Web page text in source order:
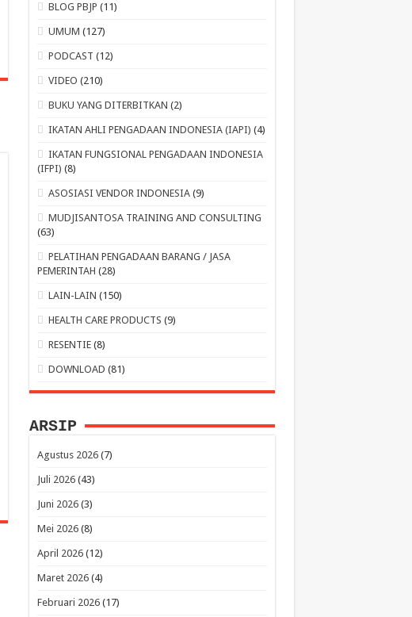
BLOG PBJP (11)
UMUM (127)
PODCAST (12)
VIDEO (210)
BUKU YANG DITERBITKAN (2)
IKATAN AHLI PENGADAAN INDONESIA (IAPI) (4)
IKATAN FUNGSIONAL PENGADAAN INDONESIA
(IFPI) (8)
ASOSIASI VENDOR INDONESIA (9)
MUDJISANTOSA TRAINING AND CONSULTING
(63)
PELATIHAN PENGADAAN BARANG / JASA
PEMERINTAH (28)
LAIN-LAIN (150)
HEALTH CARE PRODUCTS (9)
RESENTIE (8)
DOWNLOAD (81)
ARSIP
Agustus 2026(7)
Juli 2026(43)
Juni 2026(3)
Mei 2026(8)
April 2026(12)
Maret 2026(4)
Februari 2026(17)